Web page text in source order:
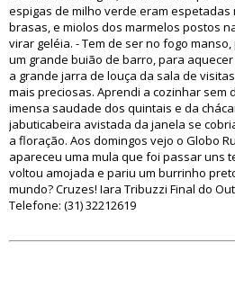
espigas de milho verde eram
brasas, e miolos dos marmelos postos
virar geléia. - Tem de ser no fogo
um grande buião de barro, para
a grande jarra de louça da sala de
mais preciosas. Aprendi a cozinhar sem
imensa saudade dos quintais e da
jabuticabeira avistada da janela se
a floração. Aos domingos vejo o Globo
apareceu uma mula que foi passar uns
voltou amojada e pariu um burrinho
mundo? Cruzes! Iara Tribuzzi Final do
Telefone: (31) 32212619